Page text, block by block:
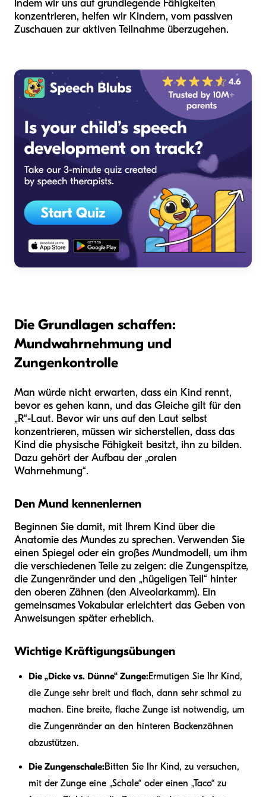
Indem wir uns auf grundlegende Fähigkeiten
konzentrieren, helfen wir Kindern, vom passiven
Zuschauen zur aktiven Teilnahme überzugehen.
Die Grundlagen schaffen:
Mundwahrnehmung und
Zungenkontrolle
Man würde nicht erwarten, dass ein Kind rennt,
bevor es gehen kann, und das Gleiche gilt für den
„R“-Laut. Bevor wir uns auf den Laut selbst
konzentrieren, müssen wir sicherstellen, dass das
Kind die physische Fähigkeit besitzt, ihn zu bilden.
Dazu gehört der Aufbau der „oralen
Wahrnehmung“.
Den Mund kennenlernen
Beginnen Sie damit, mit Ihrem Kind über die
Anatomie des Mundes zu sprechen. Verwenden Sie
einen Spiegel oder ein großes Mundmodell, um ihm
die verschiedenen Teile zu zeigen: die Zungenspitze,
die Zungenränder und den „hügeligen Teil“ hinter
den oberen Zähnen (den Alveolarkamm). Ein
gemeinsames Vokabular erleichtert das Geben von
Anweisungen später erheblich.
Wichtige Kräftigungsübungen
Die „Dicke vs. Dünne“ Zunge:Ermutigen Sie Ihr Kind,
die Zunge sehr breit und flach, dann sehr schmal zu
machen. Eine breite, flache Zunge ist notwendig, um
die Zungenränder an den hinteren Backenzähnen
abzustützen.
Die Zungenschale:Bitten Sie Ihr Kind, zu versuchen,
mit der Zunge eine „Schale“ oder einen „Taco“ zu